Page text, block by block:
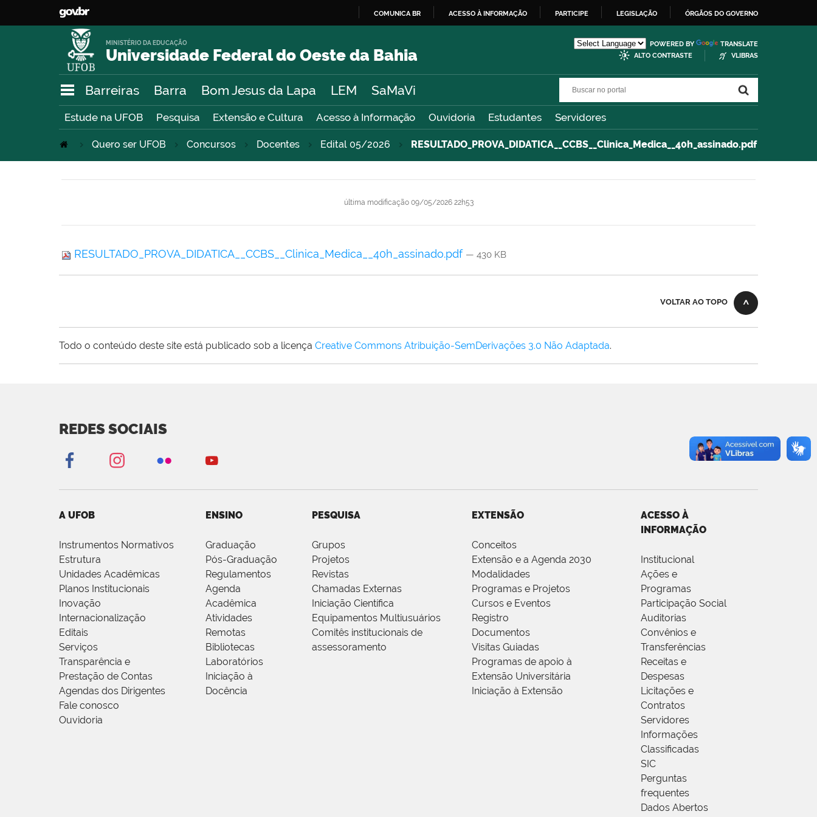
O
COMUNICA BR ACESSO À INFORMAÇÃO PARTICIPE LEGISLAÇÃO ÓRGÃOS DO GOVERNO
Universidade Federal do Oeste da Bahia
MINISTÉRIO DA EDUCAÇÃO POWERED BY
TRANSLATE
ALTO CONTRASTE
VLIBRAS
Barreiras Barra Bom Jesus da Lapa LEM SaMaVi
Estude na UFOB Pesquisa Extensão e Cultura Acesso à Informação Ouvidoria Estudantes Servidores
Quero ser UFOB Concursos Docentes Edital 05/2026 RESULTADO_PROVA_DIDATICA__CCBS__Clinica_Medica__40h_assinado.pdf
última modificação09/05/2026 22h53
RESULTADO_PROVA_DIDATICA__CCBS__Clinica_Medica__40h_assinado.pdf — 430 KB
VOLTAR AO TOPO
Todo o conteúdo deste site está publicado sob a licença Creative Commons Atribuição-SemDerivações 3.0 Não Adaptada.
REDES SOCIAIS
A UFOB
Instrumentos Normativos
Estrutura
Unidades Acadêmicas
Planos Institucionais
Inovação
Internacionalização
Editais
Serviços
Transparência e
Prestação de Contas
Agendas dos Dirigentes
Fale conosco
Ouvidoria
ENSINO
Graduação
Pós-Graduação
Regulamentos
Agenda
Acadêmica
Atividades
Remotas
Bibliotecas
Laboratórios
Iniciação à
Docência
PESQUISA
Grupos
Projetos
Revistas
Chamadas Externas
Iniciação Científica
Equipamentos Multiusuários
Comitês institucionais de
assessoramento
EXTENSÃO
Conceitos
Extensão e a Agenda 2030
Modalidades
Programas e Projetos
Cursos e Eventos
Registro
Documentos
Visitas Guiadas
Programas de apoio à
Extensão Universitária
Iniciação à Extensão
ACESSO À
INFORMAÇÃO
Institucional
Ações e
Programas
Participação Social
Auditorias
Convênios e
Transferências
Receitas e
Despesas
Licitações e
Contratos
Servidores
Informações
Classificadas
SIC
Perguntas
frequentes
Dados Abertos